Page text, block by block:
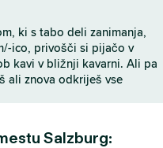
ki s tabo deli zanimanja,
ico, privošči si pijačo v
kavi v bližnji kavarni. Ali pa
ali znova odkriješ vse
Salzburg: